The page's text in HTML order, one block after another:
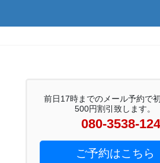
前日17時までのメール予約で
500円割引致します。
080-3538-
ご予約はこちら